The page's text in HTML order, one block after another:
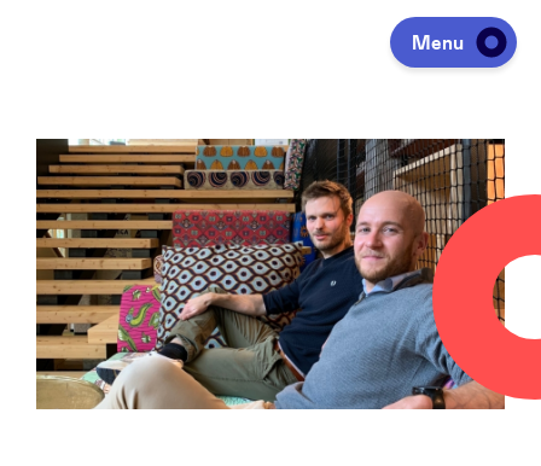
Menu
Investeren
Fondsen ophalen
Portfolio
Agenda